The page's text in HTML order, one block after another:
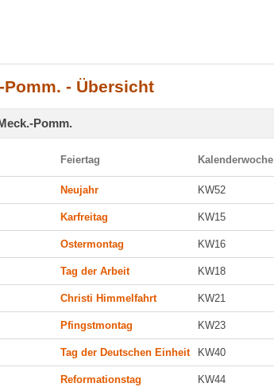
Pomm. - Übersicht
Pomm.
Feiertag Kalenderwoche
Neujahr KW52
Karfreitag KW15
Ostermontag KW16
Tag der Arbeit KW18
Christi Himmelfahrt KW21
Pfingstmontag KW23
Tag der Deutschen Einheit KW40
Reformationstag KW44